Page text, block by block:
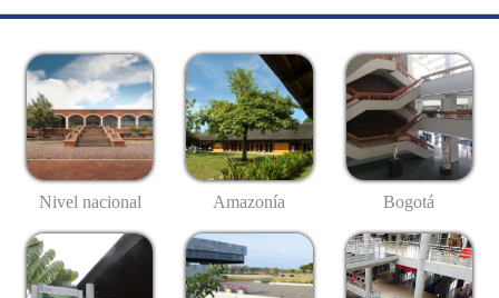
Nivel nacional Amazonía Bogotá